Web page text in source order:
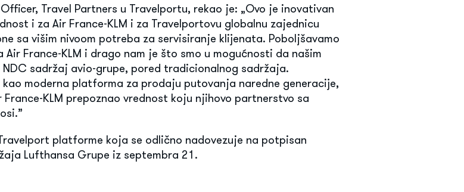
Travel Partners u Travelportu, rekao je: „Ovo je inovativan
i za Air France-KLM i za Travelportovu globalnu zajednicu
sa višim nivoom potreba za servisiranje klijenata. Poboljšavamo
France-KLM i drago nam je što smo u mogućnosti da našim
sadržaj avio-grupe, pored tradicionalnog sadržaja.
moderna platforma za prodaju putovanja naredne generacije,
KLM prepoznao vrednost koju njihovo partnerstvo sa
platforme koja se odlično nadovezuje na potpisan
Lufthansa Grupe iz septembra 21.